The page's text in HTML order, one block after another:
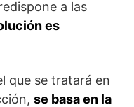
a las
es
que se tratará en
se basa en la